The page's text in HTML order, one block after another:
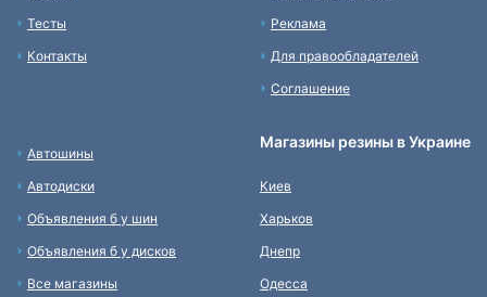
Тесты
Контакты
Реклама
Для правообладателей
Соглашение
Автошины
Автодиски
Объявления б у шин
Объявления б у дисков
Все магазины
Магазины резины в Украине
Киев
Харьков
Днепр
Одесса